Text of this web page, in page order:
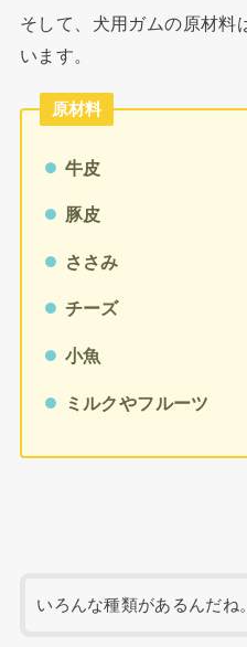
そして、犬用ガムの原材料
います。
原材料
牛皮
豚皮
ささみ
チーズ
小魚
ミルクやフルーツ
いろんな種類があるんだね。